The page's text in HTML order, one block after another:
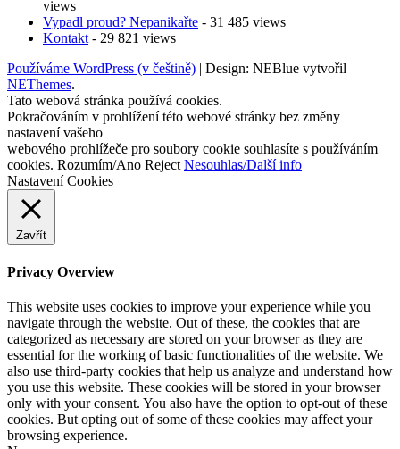
views
Vypadl proud? Nepanikařte - 31 485 views
Kontakt - 29 821 views
Používáme WordPress (v češtině) | Design: NEBlue vytvořil
NEThemes.
Tato webová stránka používá cookies.
Pokračováním v prohlížení této webové stránky bez změny
nastavení vašeho
webového prohlížeče pro soubory cookie souhlasíte s používáním
cookies. Rozumím/Ano Reject Nesouhlas/Další info
Nastavení Cookies
Zavřít
Privacy Overview
This website uses cookies to improve your experience while you
navigate through the website. Out of these, the cookies that are
categorized as necessary are stored on your browser as they are
essential for the working of basic functionalities of the website. We
also use third-party cookies that help us analyze and understand how
you use this website. These cookies will be stored in your browser
only with your consent. You also have the option to opt-out of these
cookies. But opting out of some of these cookies may affect your
browsing experience.